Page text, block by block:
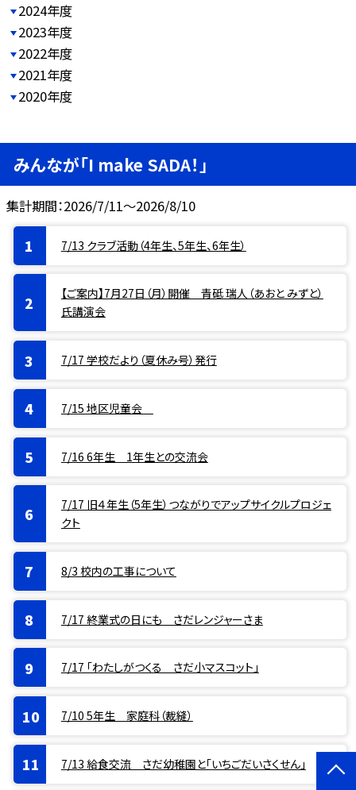
2024年度
2023年度
2022年度
2021年度
2020年度
みんなが「I make SADA！」
集計期間：2026/7/11～2026/8/10
7/13 クラブ活動（4年生、5年生、6年生）
【ご案内】7月27日（月）開催 青砥 瑞人（あおと みずと）
氏講演会
7/17 学校だより（夏休み号）発行
7/15 地区児童会
7/16 6年生 1年生との交流会
7/17 旧４年生（5年生）つながりでアップサイクルプロジェ
クト
8/3 校内の工事について
7/17 終業式の日にも さだレンジャーさま
7/17 「わたしがつくる さだ小マスコット」
7/10 5年生 家庭科（裁縫）
7/13 給食交流 さだ幼稚園と「いちごだいさくせん」